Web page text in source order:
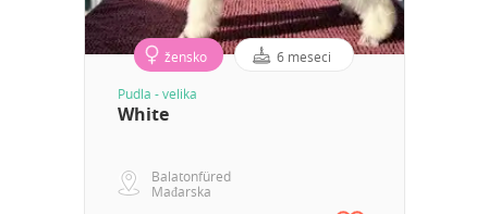
žensko 6 meseci
Pudla - velika
White
Balatonfüred
Mađarska